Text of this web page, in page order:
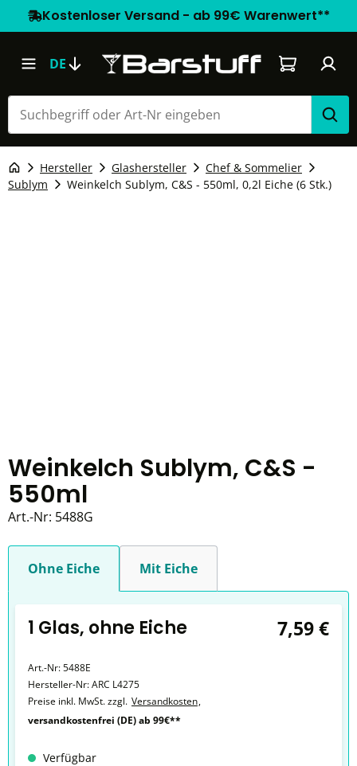
Kostenloser Versand - ab 99€ Warenwert**
DE Warenkorb
Hersteller Glashersteller
Chef & Sommelier
Sublym
Weinkelch Sublym, C&S - 550ml, 0,2l Eiche (6 Stk.)
Weinkelch Sublym, C&S -
550ml
Art.-Nr: 5488G
Ohne Eiche Mit Eiche
1 Glas, ohne Eiche 7,59 €
Art.-Nr:5488E
Hersteller-Nr:ARC L4275
Preise inkl. MwSt. zzgl. Versandkosten,
versandkostenfrei (DE) ab 99€**
Verfügbar